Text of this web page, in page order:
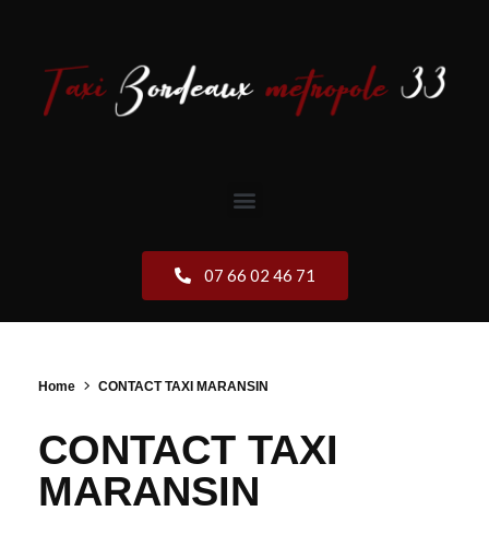
07 66 02 46 71
Home CONTACT TAXI MARANSIN
CONTACT TAXI
MARANSIN